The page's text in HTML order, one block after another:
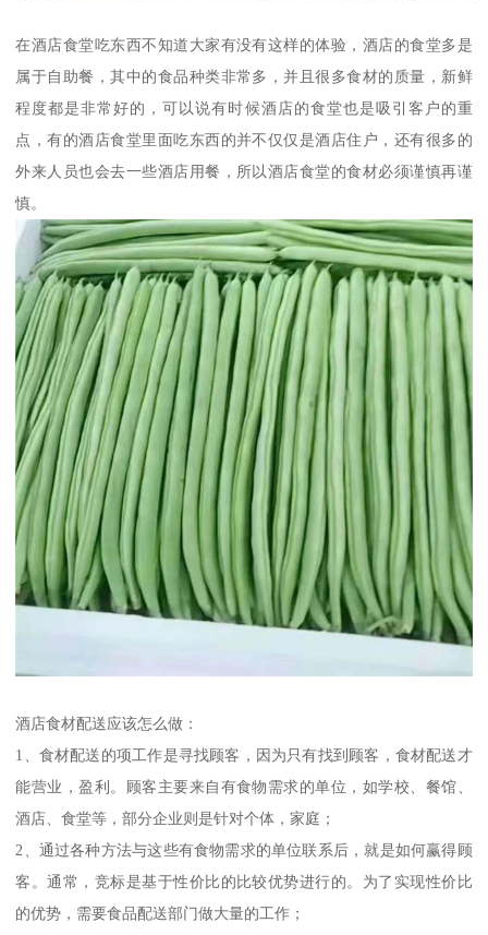
在酒店食堂吃东西不知道大家有没有这样的体验，酒店的食堂多是
属于自助餐，其中的食品种类非常多，并且很多食材的质量，新鲜
程度都是非常好的，可以说有时候酒店的食堂也是吸引客户的重
点，有的酒店食堂里面吃东西的并不仅仅是酒店住户，还有很多的
外来人员也会去一些酒店用餐，所以酒店食堂的食材必须谨慎再谨
慎。
酒店食材配送应该怎么做：
1、食材配送的项工作是寻找顾客，因为只有找到顾客，食材配送才
能营业，盈利。顾客主要来自有食物需求的单位，如学校、餐馆、
酒店、食堂等，部分企业则是针对个体，家庭；
2、通过各种方法与这些有食物需求的单位联系后，就是如何赢得顾
客。通常，竞标是基于性价比的比较优势进行的。为了实现性价比
的优势，需要食品配送部门做大量的工作；